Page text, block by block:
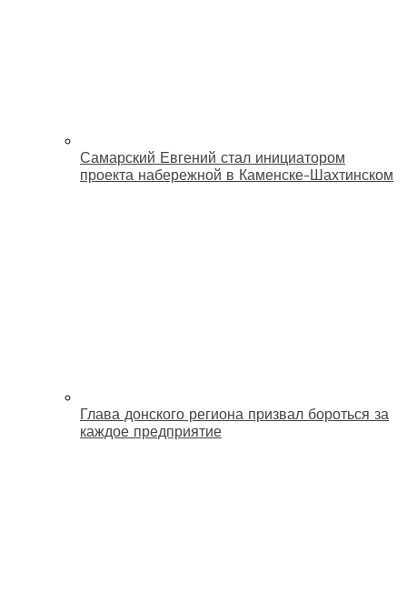
Самарский Евгений стал инициатором
проекта набережной в Каменске-Шахтинском
Глава донского региона призвал бороться за
каждое предприятие